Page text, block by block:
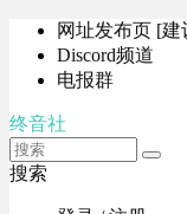
网址发布页 [建
Discord频道
电报群
终音社
搜索